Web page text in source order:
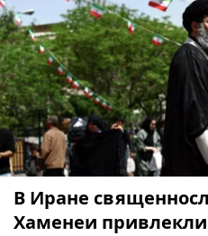
В Иране
Хаменеи привлекли